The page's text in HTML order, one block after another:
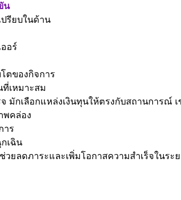
น
รียบในด้าน
อร์
ตของกิจการ
เหมาะสม
มักเลือกแหล่งเงินทุนให้ตรงกับสถานการณ์
พคล่อง
าร
เฉิน
วยลดภาระและเพิ่มโอกาสความสำเร็จในระ